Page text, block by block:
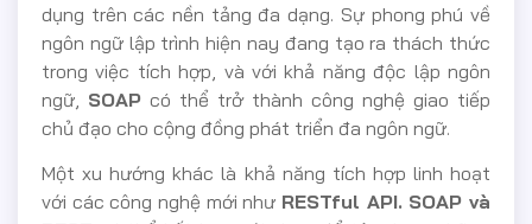
dụng trên các nền tảng đa dạng. Sự phong phú về
ngôn ngữ lập trình hiện nay đang tạo ra thách thức
trong việc tích hợp, và với khả năng độc lập ngôn
ngữ, SOAP có thể trở thành công nghệ giao tiếp
chủ đạo cho cộng đồng phát triển đa ngôn ngữ.
Một xu hướng khác là khả năng tích hợp linh hoạt
với các công nghệ mới như RESTful API. SOAP và